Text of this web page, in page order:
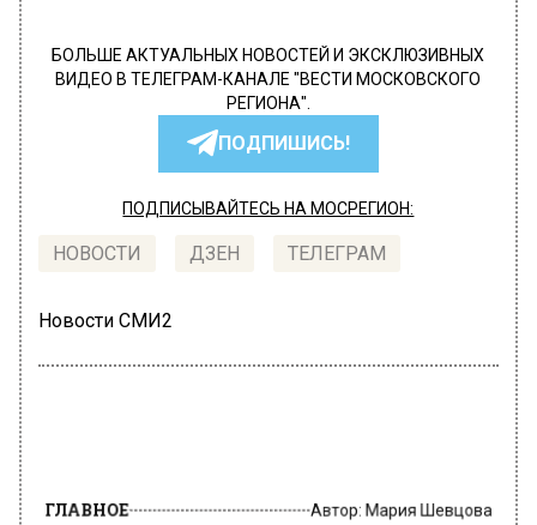
БОЛЬШЕ АКТУАЛЬНЫХ НОВОСТЕЙ И ЭКСКЛЮЗИВНЫХ
ВИДЕО В ТЕЛЕГРАМ-КАНАЛЕ "ВЕСТИ МОСКОВСКОГО
РЕГИОНА".
ПОДПИШИСЬ!
ПОДПИСЫВАЙТЕСЬ НА МОСРЕГИОН:
НОВОСТИ ДЗЕН ТЕЛЕГРАМ
Новости СМИ2
угомонить чересчур шумных